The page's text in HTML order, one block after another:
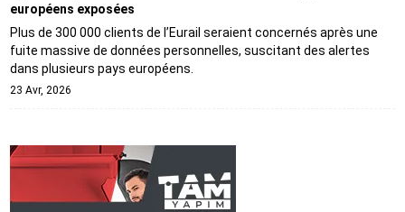
européens exposées
Plus de 300 000 clients de l’Eurail seraient concernés après une
fuite massive de données personnelles, suscitant des alertes
dans plusieurs pays européens.
23 Avr, 2026